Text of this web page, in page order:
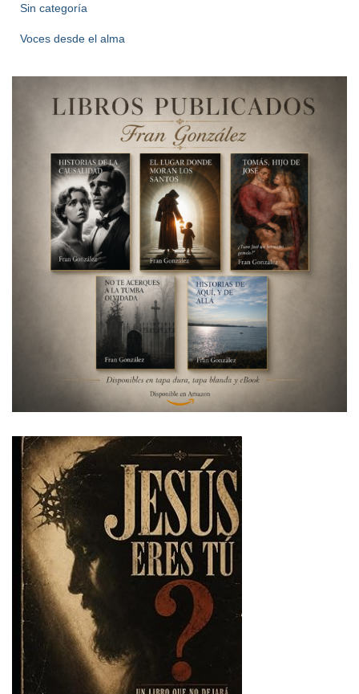
Sin categoría
Voces desde el alma